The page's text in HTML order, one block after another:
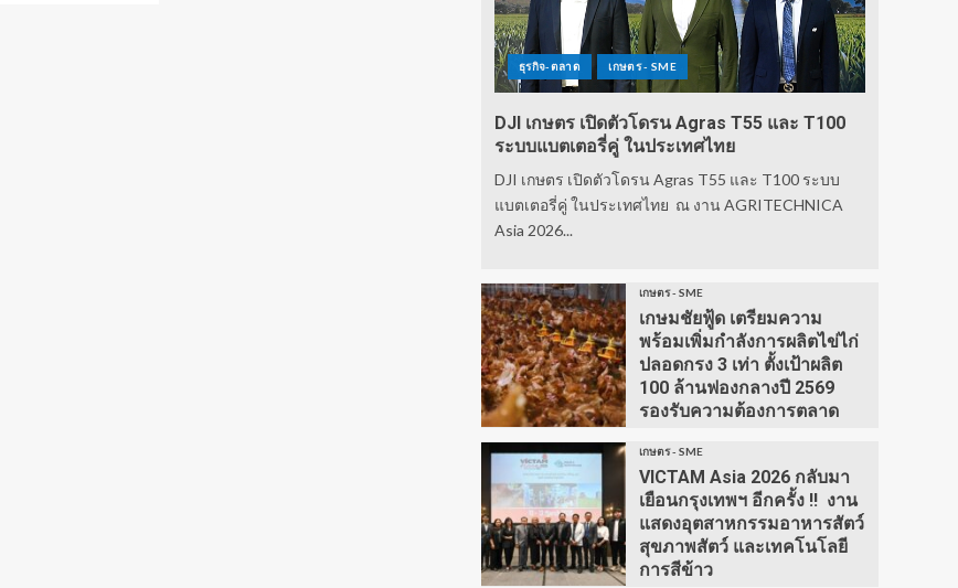
ธุรกิจ-ตลาด เกษตร - SME
DJI เกษตร เปิดตัวโดรน Agras T55 และ T100
ระบบแบตเตอรี่คู่ ในประเทศไทย
DJI เกษตร เปิดตัวโดรน Agras T55 และ T100 ระบบ
แบตเตอรี่คู่ ในประเทศไทย ณ งาน AGRITECHNICA
Asia 2026...
เกษตร - SME
เกษมชัยฟู้ด เตรียมความ
พร้อมเพิ่มกำลังการผลิตไข่ไก่
ปลอดกรง 3 เท่า ตั้งเป้าผลิต
100 ล้านฟองกลางปี 2569
รองรับความต้องการตลาด
เกษตร - SME
VICTAM Asia 2026 กลับมา
เยือนกรุงเทพฯ อีกครั้ง !! งาน
แสดงอุตสาหกรรมอาหารสัตว์
สุขภาพสัตว์ และเทคโนโลยี
การสีข้าว